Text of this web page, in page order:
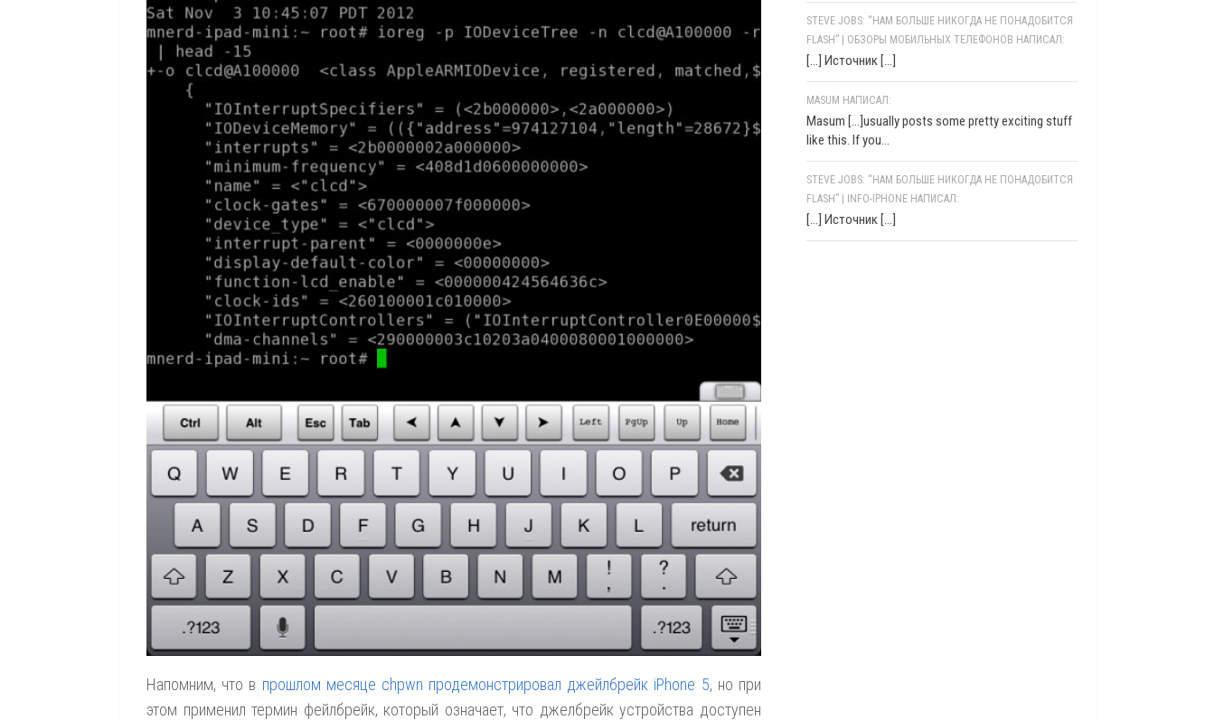
Напомним, что в прошлом месяце chpwn продемонстрировал джейлбрейк iPhone 5, но при
этом применил термин фейлбрейк, который означает, что джелбрейк устройства доступен
STEVE JOBS: “НАМ БОЛЬШЕ НИКОГДА НЕ ПОНАДОБИТСЯ
FLASH” | ОБЗОРЫ МОБИЛЬНЫХ ТЕЛЕФОНОВ НАПИСАЛ:
[…] Источник […]
MASUM НАПИСАЛ:
Masum [...]usually posts some pretty exciting stuff
like this. If you...
STEVE JOBS: “НАМ БОЛЬШЕ НИКОГДА НЕ ПОНАДОБИТСЯ
FLASH” | INFO-IPHONE НАПИСАЛ:
[…] Источник […]